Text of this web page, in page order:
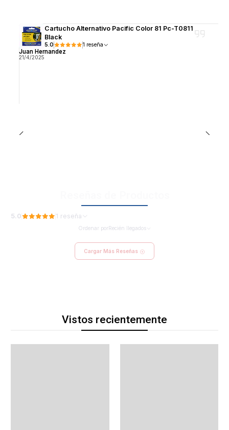
Cartucho Alternativo Pacific Color 81 Pc-T0811
Black
5.0 1 reseña
Juan Hernandez
21/4/2025
5.0 1 reseña
Ordenar porRecién llegados
Cargar Más Reseñas
Vistos recientemente